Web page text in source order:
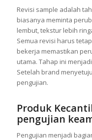
Revisi sample adalah
biasanya meminta
lembut, tekstur lebih
Semua revisi harus
bekerja memastikan
utama. Tahap ini
Setelah brand
pengujian.
Produk
pengujian
Pengujian menjadi